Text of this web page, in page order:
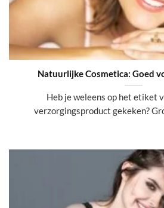
Natuurlijke Cosmetica: Goed
Heb je weleens op het etiket
verzorgingsproduct gekeken?